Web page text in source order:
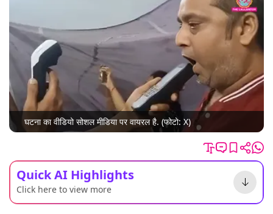
घटना का वीडियो सोशल मीडिया पर वायरल है. (फोटो: X)
Quick AI Highlights
Click here to view more